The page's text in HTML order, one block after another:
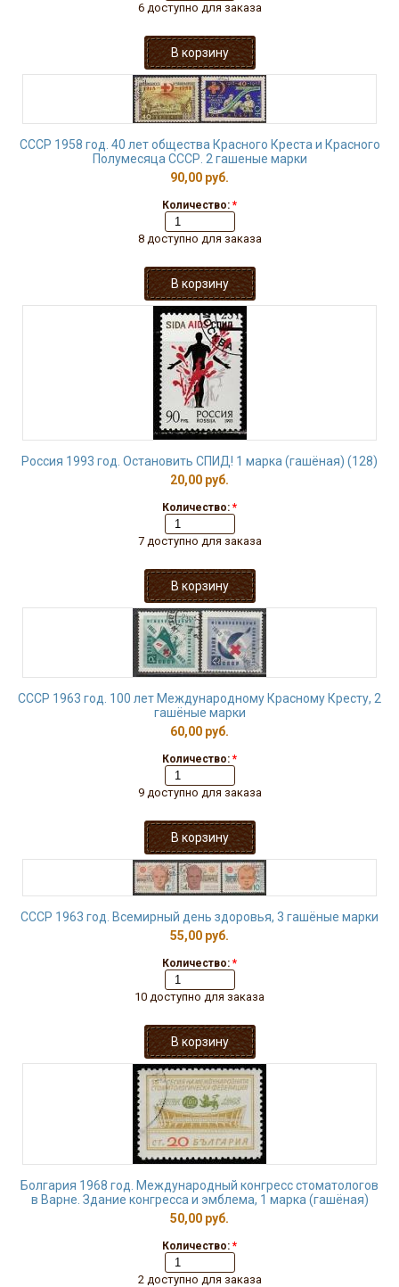
6 доступно для заказа
СССР 1958 год. 40 лет общества Красного Креста и Красного
Полумесяца СССР. 2 гашеные марки
90,00 руб.
Количество: *
8 доступно для заказа
Россия 1993 год. Остановить СПИД! 1 марка (гашёная) (128)
20,00 руб.
Количество: *
7 доступно для заказа
СССР 1963 год. 100 лет Международному Красному Кресту, 2
гашёные марки
60,00 руб.
Количество: *
9 доступно для заказа
СССР 1963 год. Всемирный день здоровья, 3 гашёные марки
55,00 руб.
Количество: *
10 доступно для заказа
Болгария 1968 год. Международный конгресс стоматологов
в Варне. Здание конгресса и эмблема, 1 марка (гашёная)
50,00 руб.
Количество: *
2 доступно для заказа